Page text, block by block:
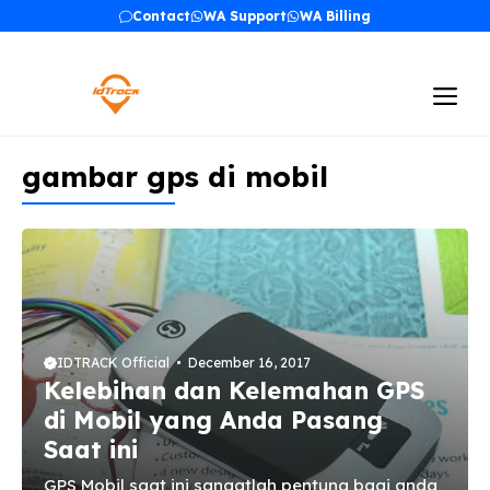
Contact WA Support WA Billing
gambar gps di mobil
IDTRACK Official December 16, 2017
Kelebihan dan Kelemahan GPS
di Mobil yang Anda Pasang
Saat ini
GPS Mobil saat ini sangatlah pentung bagi anda